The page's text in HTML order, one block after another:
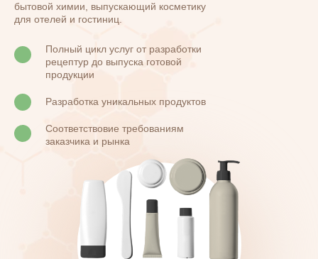
Соответствовие требованиям
заказчика и рынка
Разработка уникальных продуктов
Полный цикл услуг от разработки
рецептур до выпуска готовой
продукции
бытовой химии, выпускающий косметику
для отелей и гостиниц.